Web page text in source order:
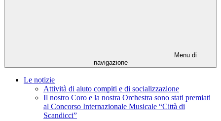
Menu di
navigazione
Le notizie
Attività di aiuto compiti e di socializzazione
Il nostro Coro e la nostra Orchestra sono stati premiati
al Concorso Internazionale Musicale “Città di
Scandicci”